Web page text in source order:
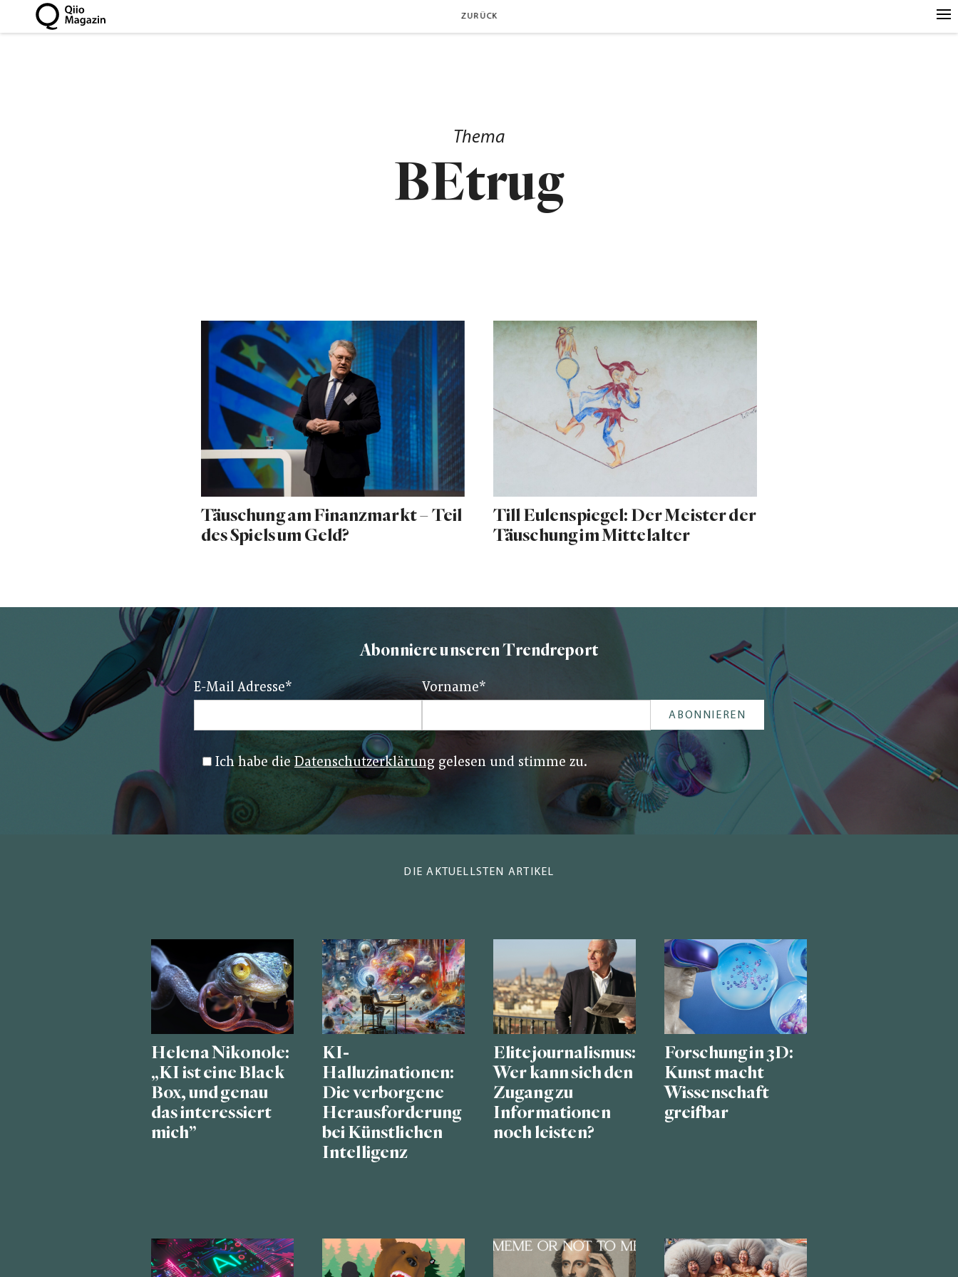
ZURÜCK
Thema
BEtrug
Täuschung am Finanzmarkt – Teil
des Spiels um Geld?
Till Eulenspiegel: Der Meister der
Täuschung im Mittelalter
Abonniere unseren Trendreport
E-Mail Adresse* Vorname*
Ich habe dieDatenschutzerklärung gelesen und stimme zu.
DIE AKTUELLSTEN ARTIKEL
Helena Nikonole:
„KI ist eine Black
Box, und genau
das interessiert
mich”
KI-
Halluzinationen:
Die verborgene
Herausforderung
bei Künstlichen
Intelligenz
Elitejournalismus:
Wer kann sich den
Zugang zu
Informationen
noch leisten?
Forschung in 3D:
Kunst macht
Wissenschaft
greifbar